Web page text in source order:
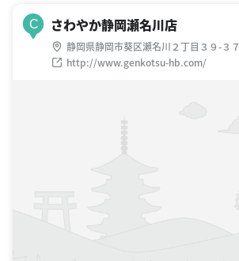
C さわやか静岡瀬名川店
静岡県静岡市葵区瀬名川２丁目３９-３７
http://www.genkotsu-hb.com/